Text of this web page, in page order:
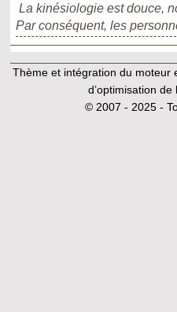
La kinésiologie est douce,
Par conséquent, les
Thème et intégration du moteur
d’optimisation
© 2007 - 2025 -